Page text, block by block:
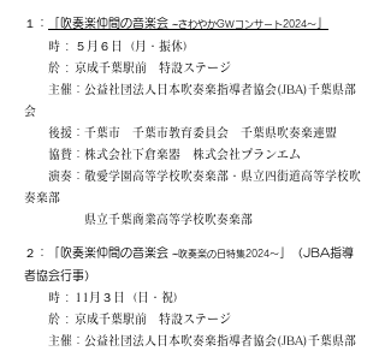
１： 「吹奏楽仲間の音楽会 ~さわやかGWコンサート2024～
時 : ５月６日（月・振休）
於 : 京成千葉駅前 特設ステージ
主催：公益社団法人日本吹奏楽指導者協会(JBA)千葉県部
会
後援：千葉市 千葉市教育委員会 千葉県吹奏楽連盟
協賛：株式会社下倉楽器 株式会社プランエム
​ 演奏：敬愛学園高等学校吹奏楽部・県立四街道高等学校吹
奏楽部
県立千葉商業高等学校吹奏楽部
２： 「吹奏楽仲間の音楽会 ~吹奏楽の日特集2024～
」（JBA指導
者協会行事）
時 : 11月３日（日・祝）
於 : 京成千葉駅前 特設ステージ
主催：公益社団法人日本吹奏楽指導者協会(JBA)千葉県部